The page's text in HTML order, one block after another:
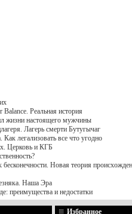
Balance. Реальная история
жизни настоящего мужчины
Лагерь смерти Бутугычаг
легализовать все что угодно
Церковь и КГБ
бесконечности. Новая теория
Наша Эра
преимущества и недостатки
Избранное